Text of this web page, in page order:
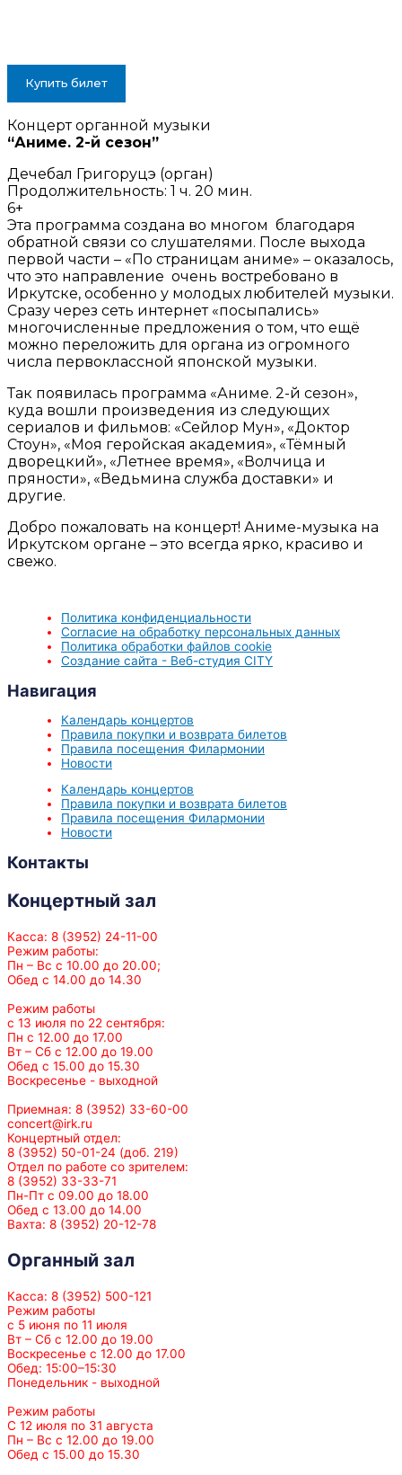
Купить билет
Концерт органной музыки
“Аниме. 2-й сезон”
Дечебал Григоруцэ (орган)
Продолжительность: 1 ч. 20 мин.
6+
Эта программа создана во многом благодаря
обратной связи со слушателями. После выхода
первой части – «По страницам аниме» – оказалось,
что это направление очень востребовано в
Иркутске, особенно у молодых любителей музыки.
Сразу через сеть интернет «посыпались»
многочисленные предложения о том, что ещё
можно переложить для органа из огромного
числа первоклассной японской музыки.
Так появилась программа «Аниме. 2-й сезон»,
куда вошли произведения из следующих
сериалов и фильмов: «Сейлор Мун», «Доктор
Стоун», «Моя геройская академия», «Тёмный
дворецкий», «Летнее время», «Волчица и
пряности», «Ведьмина служба доставки» и
другие.
Добро пожаловать на концерт! Аниме-музыка на
Иркутском органе – это всегда ярко, красиво и
свежо.
Политика конфиденциальности
Согласие на обработку персональных данных
Политика обработки файлов cookie
Создание сайта - Веб-студия CITY
Навигация
Календарь концертов
Правила покупки и возврата билетов
Правила посещения Филармонии
Новости
Календарь концертов
Правила покупки и возврата билетов
Правила посещения Филармонии
Новости
Контакты
Концертный зал
Касса: 8 (3952) 24-11-00
Режим работы:
Пн – Вс с 10.00 до 20.00;
Обед с 14.00 до 14.30
Режим работы
с 13 июля по 22 сентября:
Пн с 12.00 до 17.00
Вт – Сб с 12.00 до 19.00
Обед с 15.00 до 15.30
Воскресенье - выходной
Приемная: 8 (3952) 33-60-00
concert@irk.ru
Концертный отдел:
8 (3952) 50-01-24 (доб. 219)
Отдел по работе со зрителем:
8 (3952) 33-33-71
Пн-Пт с 09.00 до 18.00
Обед с 13.00 до 14.00
Вахта: 8 (3952) 20-12-78
Органный зал
Касса: 8 (3952) 500-121
Режим работы
с 5 июня по 11 июля
Вт – Сб с 12.00 до 19.00
Воскресенье с 12.00 до 17.00
Обед: 15:00–15:30
Понедельник - выходной
Режим работы
С 12 июля по 31 августа
Пн – Вс с 12.00 до 19.00
Обед с 15.00 до 15.30